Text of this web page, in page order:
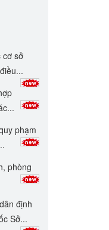
cơ sở
phạm
phòng
định
Sở...